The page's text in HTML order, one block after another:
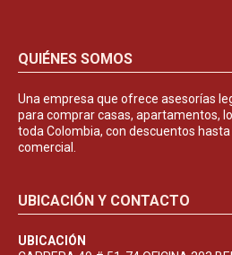
QUIÉNES SOMOS
Una empresa que ofrece asesorías
para comprar casas, apartamentos,
toda Colombia, con descuentos hasta
comercial.